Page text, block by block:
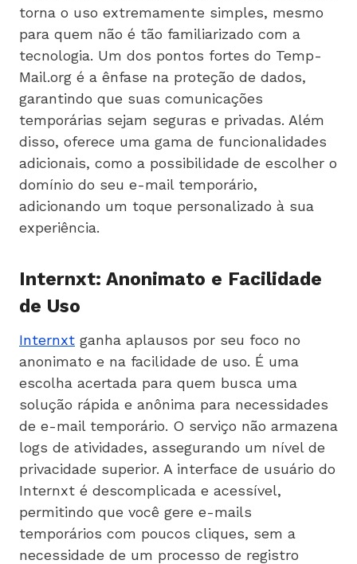
torna o uso extremamente simples, mesmo
para quem não é tão familiarizado com a
tecnologia. Um dos pontos fortes do Temp-
Mail.org é a ênfase na proteção de dados,
garantindo que suas comunicações
temporárias sejam seguras e privadas. Além
disso, oferece uma gama de funcionalidades
adicionais, como a possibilidade de escolher o
domínio do seu e-mail temporário,
adicionando um toque personalizado à sua
experiência.
Internxt: Anonimato e Facilidade
de Uso
Internxt ganha aplausos por seu foco no
anonimato e na facilidade de uso. É uma
escolha acertada para quem busca uma
solução rápida e anônima para necessidades
de e-mail temporário. O serviço não armazena
logs de atividades, assegurando um nível de
privacidade superior. A interface de usuário do
Internxt é descomplicada e acessível,
permitindo que você gere e-mails
temporários com poucos cliques, sem a
necessidade de um processo de registro